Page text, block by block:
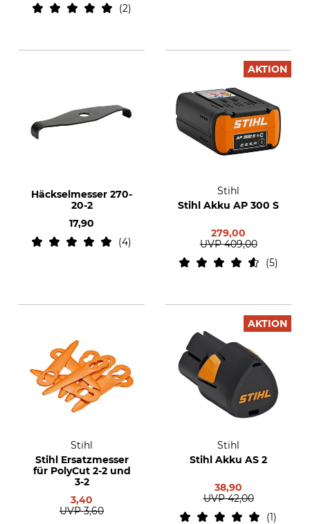
2
Häckselmesser 270-
20-2
17,90
4
AKTION
Stihl
Stihl Akku AP 300 S
279,00
UVP 409,00
5
Stihl
Stihl Ersatzmesser
für PolyCut 2-2 und
3-2
3,40
UVP 3,60
AKTION
Stihl
Stihl Akku AS 2
38,90
UVP 42,00
1